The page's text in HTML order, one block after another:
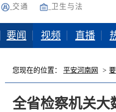
交通 卫生与法
要闻 视频 直播
您现在的位置： 平安河南网
全省检察机关大